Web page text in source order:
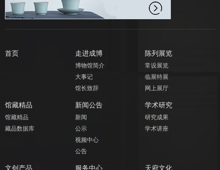
首页 走进成博
博物馆简介
大事记
馆长致辞
陈列展览
常设展览
临展特展
网上展厅
馆藏精品
馆藏精品
藏品数据库
新闻公告
新闻
公示
视频中心
公告
学术研究
研究成果
学术讲座
文创产品 服务中心 天府文化